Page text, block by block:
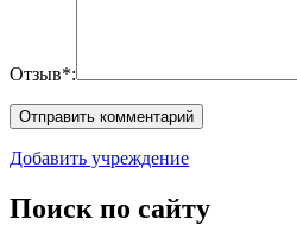
Отзыв*:
Добавить учреждение
Поиск по сайту